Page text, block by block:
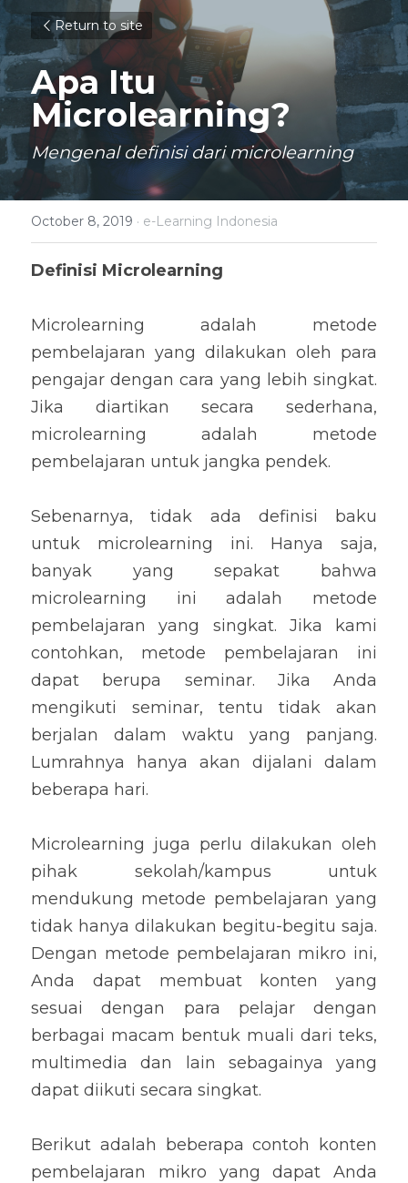
Return to site
Apa Itu
Microlearning?
Mengenal definisi dari microlearning
October 8, 2019 · e-Learning Indonesia
Definisi Microlearning
Microlearning adalah metode
pembelajaran yang dilakukan oleh para
pengajar dengan cara yang lebih singkat.
Jika diartikan secara sederhana,
microlearning adalah metode
pembelajaran untuk jangka pendek.
Sebenarnya, tidak ada definisi baku
untuk microlearning ini. Hanya saja,
banyak yang sepakat bahwa
microlearning ini adalah metode
pembelajaran yang singkat. Jika kami
contohkan, metode pembelajaran ini
dapat berupa seminar. Jika Anda
mengikuti seminar, tentu tidak akan
berjalan dalam waktu yang panjang.
Lumrahnya hanya akan dijalani dalam
beberapa hari.
Microlearning juga perlu dilakukan oleh
pihak sekolah/kampus untuk
mendukung metode pembelajaran yang
tidak hanya dilakukan begitu-begitu saja.
Dengan metode pembelajaran mikro ini,
Anda dapat membuat konten yang
sesuai dengan para pelajar dengan
berbagai macam bentuk muali dari teks,
multimedia dan lain sebagainya yang
dapat diikuti secara singkat.
Berikut adalah beberapa contoh konten
pembelajaran mikro yang dapat Anda